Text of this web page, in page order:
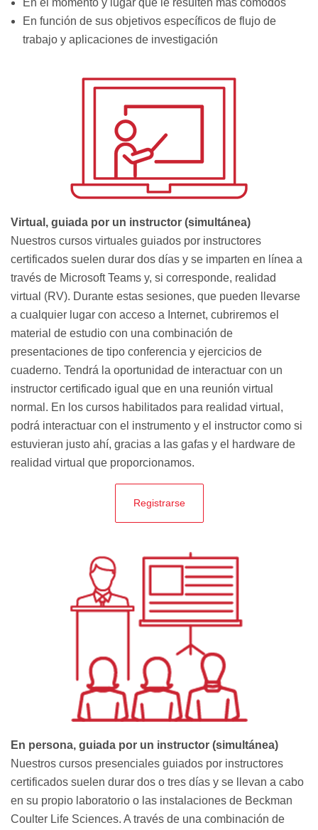
En función de sus objetivos específicos de flujo de
trabajo y aplicaciones de investigación
Virtual, guiada por un instructor (simultánea)
Nuestros cursos virtuales guiados por instructores
certificados suelen durar dos días y se imparten en línea a
través de Microsoft Teams y, si corresponde, realidad
virtual (RV). Durante estas sesiones, que pueden llevarse
a cualquier lugar con acceso a Internet, cubriremos el
material de estudio con una combinación de
presentaciones de tipo conferencia y ejercicios de
cuaderno. Tendrá la oportunidad de interactuar con un
instructor certificado igual que en una reunión virtual
normal. En los cursos habilitados para realidad virtual,
podrá interactuar con el instrumento y el instructor como si
estuvieran justo ahí, gracias a las gafas y el hardware de
realidad virtual que proporcionamos.
Registrarse
En persona, guiada por un instructor (simultánea)
Nuestros cursos presenciales guiados por instructores
certificados suelen durar dos o tres días y se llevan a cabo
en su propio laboratorio o las instalaciones de Beckman
Coulter Life Sciences. A través de una combinación de